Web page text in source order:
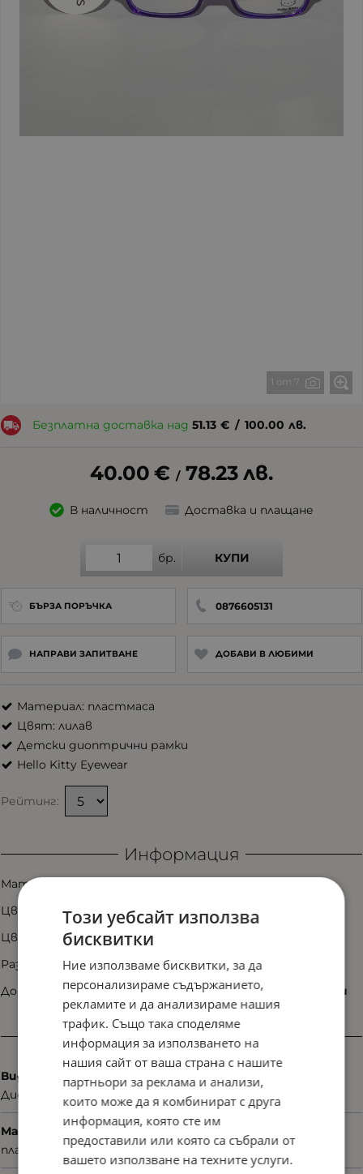
1 от 7
Безплатна доставка над 51.13 € / 100.00 лв.
40.00 € / 78.23 лв.
В наличност Доставка и плащане
бр. КУПИ
БЪРЗА ПОРЪЧКА 0876605131
НАПРАВИ ЗАПИТВАНЕ ДОБАВИ В ЛЮБИМИ
Материал: пластмаса
Цвят: лилав
Детски диоптрични рамки
Hello Kitty Eyewear
Рейтинг:
Информация
Материал:
Цвят на рамката:лилав
Цвят на плаките:няма
Размер:
48/16/130
Допълнителни аксесоари:калъф, рекламни материали
Характеристики
Вид
Диоптрични
Материал
пластмаса
Този уебсайт използва
бисквитки
Ние използваме бисквитки, за да
персонализираме съдържанието,
рекламите и да анализираме нашия
трафик. Също така споделяме
информация за използването на
нашия сайт от ваша страна с нашите
партньори за реклама и анализи,
които може да я комбинират с друга
информация, която сте им
предоставили или която са събрали от
вашето използване на техните услуги.